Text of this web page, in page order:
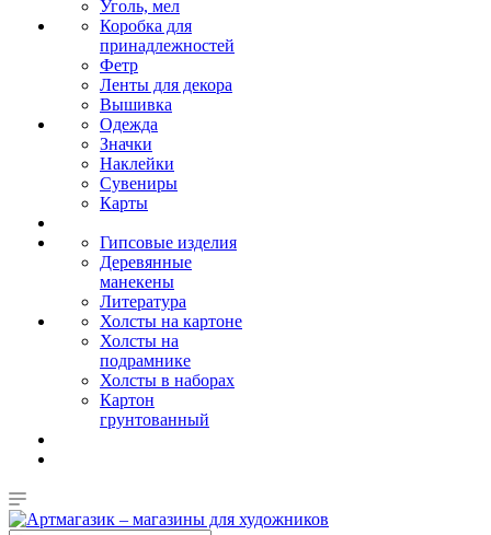
Уголь, мел
Коробка для
принадлежностей
Фетр
Ленты для декора
Вышивка
Одежда
Значки
Наклейки
Сувениры
Карты
Гипсовые изделия
Деревянные
манекены
Литература
Холсты на картоне
Холсты на
подрамнике
Холсты в наборах
Картон
грунтованный